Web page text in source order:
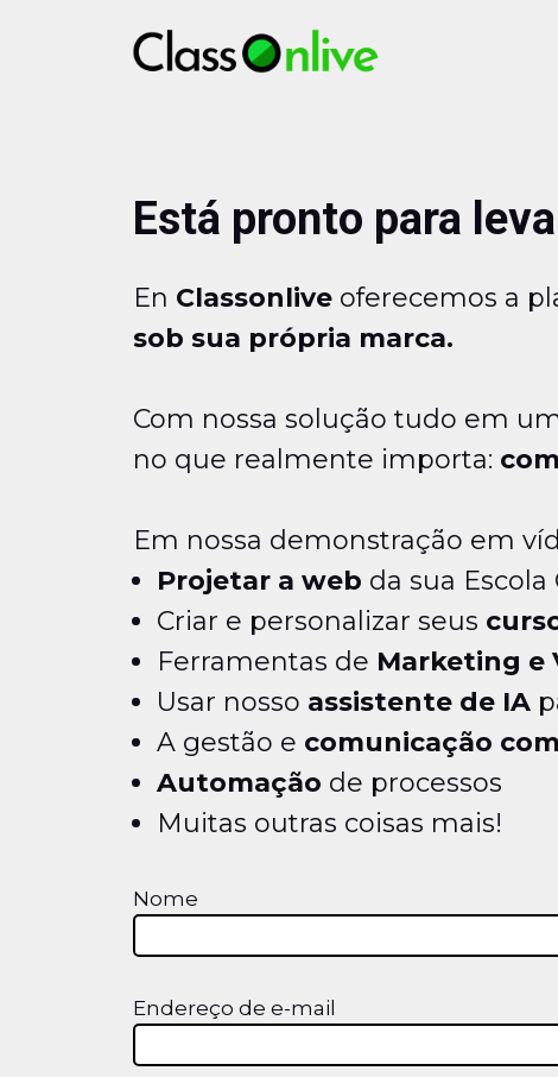
Está pronto para
En Classonlive oferecemos a
sob sua própria marca.
Com nossa solução tudo em
no que realmente importa:
Em nossa demonstração em
Projetar a web da sua
Criar e personalizar seus
Ferramentas de Marketing e
Usar nosso assistente de IA
A gestão e comunicação
Automação de processos
Muitas outras coisas mais!
Nome
Endereço de e-mail